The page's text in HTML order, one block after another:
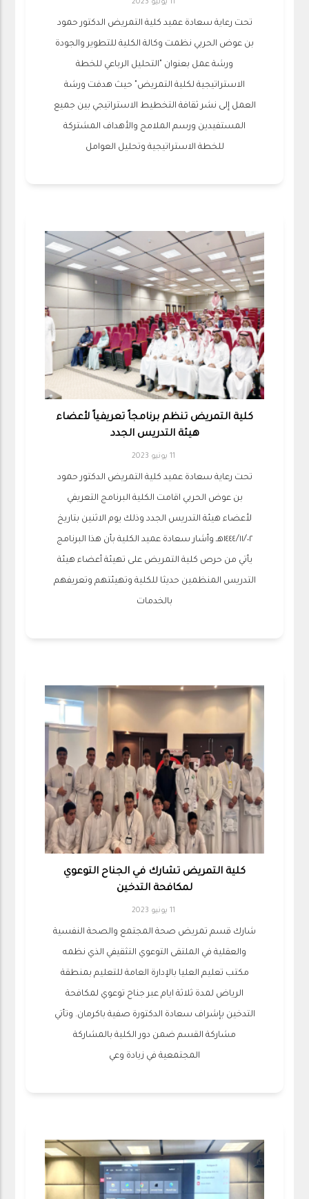
11 يونيو 2023
تحت رعاية سعادة عميد كلية التمريض الدكتور حمود
بن عوض الحربي نظمت وكالة الكلية للتطوير والجودة
ورشة عمل بعنوان "التحليل الرباعي للخطة
الاستراتيجية لكلية التمريض" حيث هدفت ورشة
العمل إلى نشر ثقافة التخطيط الاستراتيجي بين جميع
المستفيدين ورسم الملامح والأهداف المشتركة
للخطة الاستراتيجية وتحليل العوامل
كلية التمريض تنظم برنامجاً تعريفياً لأعضاء
هيئة التدريس الجدد
11 يونيو 2023
تحت رعاية سعادة عميد كلية التمريض الدكتور حمود
بن عوض الحربي اقامت الكلية البرنامج التعريفي
لأعضاء هيئة التدريس الجدد وذلك يوم الاثنين بتاريخ
١٤٤٤/١١/٠٢هـ وأشار سعادة عميد الكلية بأن هذا البرنامج
يأتي من حرص كلية التمريض على تهيئة أعضاء هيئة
التدريس المنظمين حديثا للكلية وتهيئتهم وتعريفهم
بالخدمات
كلية التمريض تشارك في الجناح التوعوي
لمكافحة التدخين
11 يونيو 2023
شارك قسم تمريض صحة المجتمع والصحة النفسية
والعقلية في الملتقى التوعوي التثقيفي الذي نظمه
مكتب تعليم العليا بالإدارة العامة للتعليم بمنطقة
الرياض لمدة ثلاثة ايام عبر جناح توعوي لمكافحة
التدخين بإشراف سعادة الدكتورة صفية باكرمان. وتأتي
مشاركة القسم ضمن دور الكلية بالمشاركة
المجتمعية في زيادة وعي